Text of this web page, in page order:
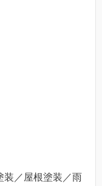
装／屋根塗装／雨